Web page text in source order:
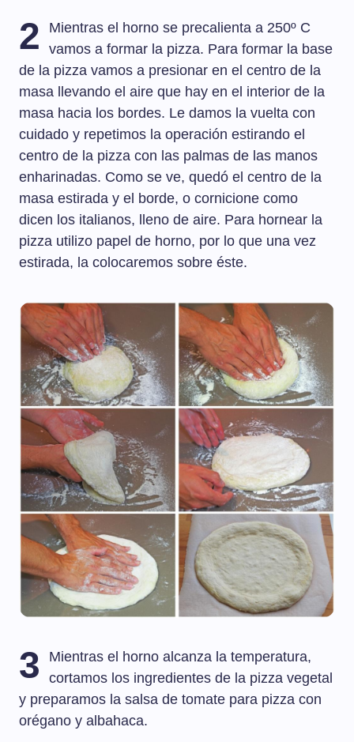
2
Mientras el horno se precalienta a 250º C
vamos a formar la pizza. Para formar la base
de la pizza vamos a presionar en el centro de la
masa llevando el aire que hay en el interior de la
masa hacia los bordes. Le damos la vuelta con
cuidado y repetimos la operación estirando el
centro de la pizza con las palmas de las manos
enharinadas. Como se ve, quedó el centro de la
masa estirada y el borde, o cornicione como
dicen los italianos, lleno de aire. Para hornear la
pizza utilizo papel de horno, por lo que una vez
estirada, la colocaremos sobre éste.
3
Mientras el horno alcanza la temperatura,
cortamos los ingredientes de la pizza vegetal
y preparamos la salsa de tomate para pizza con
orégano y albahaca.